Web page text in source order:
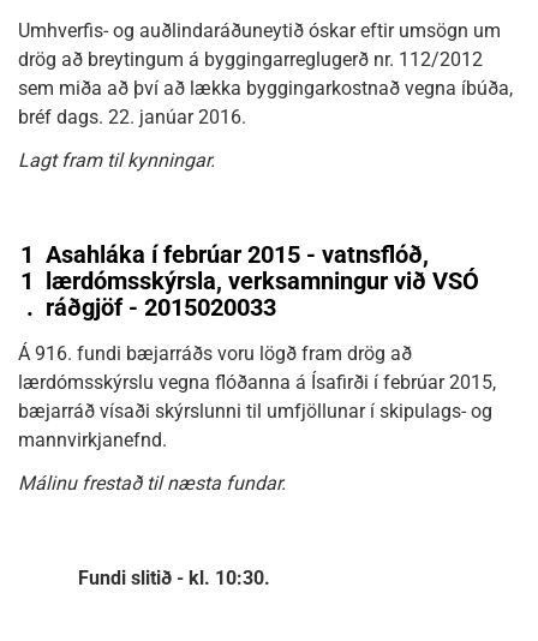
Umhverfis- og auðlindaráðuneytið óskar eftir umsögn um
drög að breytingum á byggingarreglugerð nr. 112/2012
sem miða að því að lækka byggingarkostnað vegna íbúða,
bréf dags. 22. janúar 2016.
Lagt fram til kynningar.
1
1
.
Asahláka í febrúar 2015 - vatnsflóð,
lærdómsskýrsla, verksamningur við VSÓ
ráðgjöf - 2015020033
Á 916. fundi bæjarráðs voru lögð fram drög að
lærdómsskýrslu vegna flóðanna á Ísafirði í febrúar 2015,
bæjarráð vísaði skýrslunni til umfjöllunar í skipulags- og
mannvirkjanefnd.
Málinu frestað til næsta fundar.
Fundi slitið - kl. 10:30.